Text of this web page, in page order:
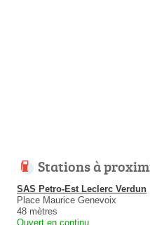
Stations à
SAS Petro-Est Leclerc Verdun
Place Maurice Genevoix
48 mètres
Ouvert en continu